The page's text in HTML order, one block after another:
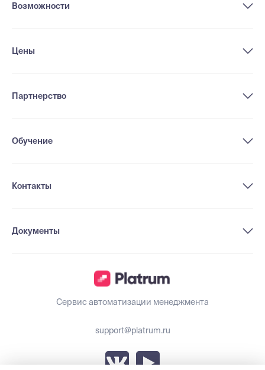
Сервис автоматизации менеджмента
support@platrum.ru
Возможности
Цены
Партнерство
Обучение
Контакты
Документы